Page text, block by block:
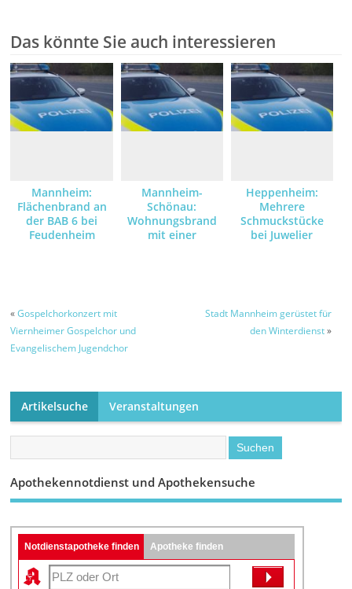
Das könnte Sie auch interessieren
Mannheim:
Flächenbrand an
der BAB 6 bei
Feudenheim
Mannheim-
Schönau:
Wohnungsbrand
mit einer
Heppenheim:
Mehrere
Schmuckstücke
bei Juwelier
«Gospelchorkonzert mit
Viernheimer Gospelchor und
Evangelischem Jugendchor
Stadt Mannheim gerüstet für
den Winterdienst»
Artikelsuche Veranstaltungen
Apothekennotdienst und Apothekensuche
Notdienstapotheke finden Apotheke finden